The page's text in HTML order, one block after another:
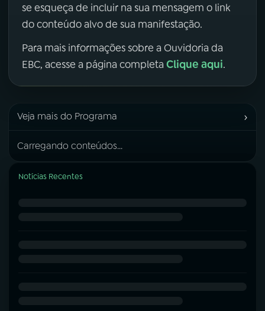
se esqueça de incluir na sua mensagem o link
do conteúdo alvo de sua manifestação.
Para mais informações sobre a Ouvidoria da
EBC, acesse a página completa Clique aqui.
Veja mais do Programa ›
Carregando conteúdos...
Notícias Recentes